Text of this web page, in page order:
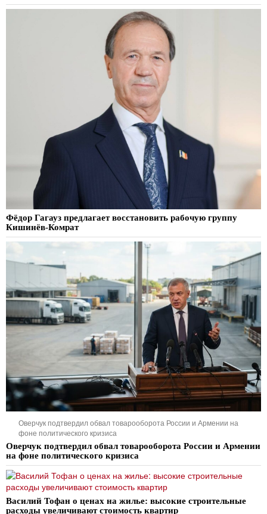
Фёдор Гагауз предлагает восстановить рабочую группу
Кишинёв-Комрат
Оверчук подтвердил обвал товарооборота России и Армении на
фоне политического кризиса
Оверчук подтвердил обвал товарооборота России и Армении
на фоне политического кризиса
Василий Тофан о ценах на жилье: высокие строительные
расходы увеличивают стоимость квартир